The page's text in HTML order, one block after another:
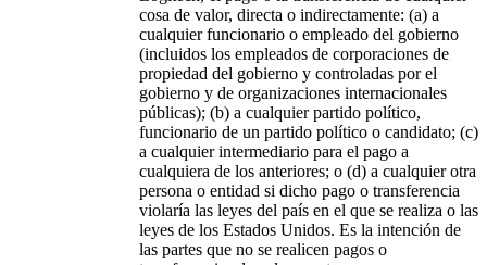
cosa de valor, directa o indirectamente: (a) a
cualquier funcionario o empleado del gobierno
(incluidos los empleados de corporaciones de
propiedad del gobierno y controladas por el
gobierno y de organizaciones internacionales
públicas); (b) a cualquier partido político,
funcionario de un partido político o candidato; (c)
a cualquier intermediario para el pago a
cualquiera de los anteriores; o (d) a cualquier otra
persona o entidad si dicho pago o transferencia
violaría las leyes del país en el que se realiza o las
leyes de los Estados Unidos. Es la intención de
las partes que no se realicen pagos o